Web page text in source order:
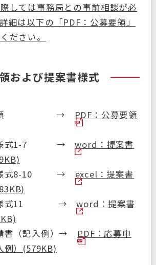
しては事務局との事前相談が必
細は以下の「PDF：公募要領」
ださい。
および提案書様式
要領 →
PDF：公募要領
様式1-7 →word：提案書
様式8-10 → excel：提案書
書様式11 →word：提案書
書（記入例）→ PDF：応募申
例）(579KB)